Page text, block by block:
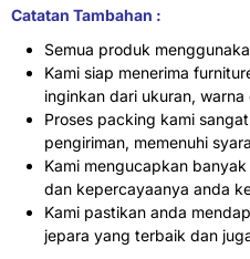
Catatan Tambahan :
Semua produk
Kami siap menerima
inginkan dari ukuran, warna
Proses packing kami
pengiriman, memenuhi
Kami mengucapkan
dan kepercayaanya anda
Kami pastikan anda
jepara yang terbaik dan